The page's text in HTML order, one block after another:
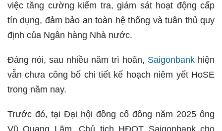
việc tăng cường kiểm tra, giám sát hoạt động cấp
tín dụng, đảm bảo an toàn hệ thống và tuân thủ quy
định của Ngân hàng Nhà nước.
Đáng nói, sau nhiều năm trì hoãn, Saigonbank hiện
vẫn chưa công bố chi tiết kế hoạch niêm yết HoSE
trong năm nay.
Trước đó, tại Đại hội đồng cổ đông năm 2025 ông